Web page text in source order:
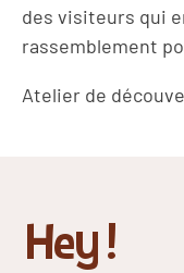
des visiteurs qui
rassemblement
Atelier de
Hey !